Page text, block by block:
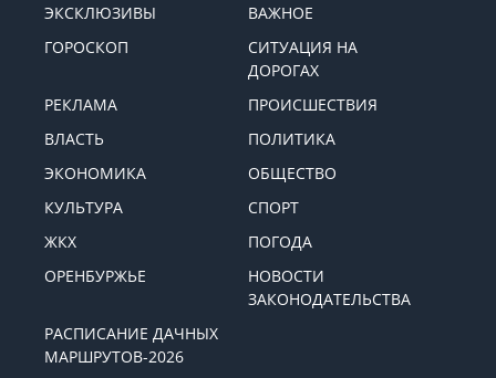
ЭКСКЛЮЗИВЫ
ВАЖНОЕ
ГОРОСКОП
СИТУАЦИЯ НА
ДОРОГАХ
РЕКЛАМА
ПРОИСШЕСТВИЯ
ВЛАСТЬ
ПОЛИТИКА
ЭКОНОМИКА
ОБЩЕСТВО
КУЛЬТУРА
СПОРТ
ЖКХ
ПОГОДА
ОРЕНБУРЖЬЕ
НОВОСТИ
ЗАКОНОДАТЕЛЬСТВА
РАСПИСАНИЕ ДАЧНЫХ
МАРШРУТОВ-2026